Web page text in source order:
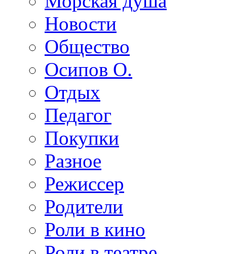
Новости
Общество
Осипов О.
Отдых
Педагог
Покупки
Разное
Режиссер
Родители
Роли в кино